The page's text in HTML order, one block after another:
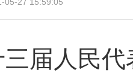
届人民